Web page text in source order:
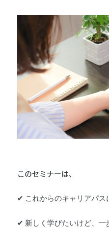
このセミナーは、
✔ これからのキャリアパス
✔ 新しく学びたいけど、一